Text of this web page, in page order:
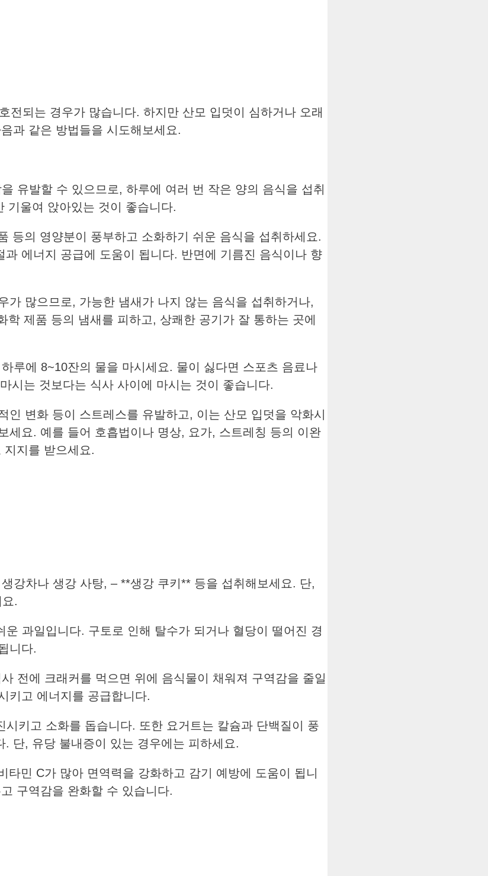
전되는 경우가 많습니다. 하지만 산모 입덧이 심하거나 오래
과 같은 방법들을 시도해보세요.
유발할 수 있으므로, 하루에 여러 번 작은 양의 음식을 섭취
기울여 앉아있는 것이 좋습니다.
등의 영양분이 풍부하고 소화하기 쉬운 음식을 섭취하세요.
에너지 공급에 도움이 됩니다. 반면에 기름진 음식이나 향
가 많으므로, 가능한 냄새가 나지 않는 음식을 섭취하거나,
제품 등의 냄새를 피하고, 상쾌한 공기가 잘 통하는 곳에
루에 8~10잔의 물을 마시세요. 물이 싫다면 스포츠 음료나
시는 것보다는 식사 사이에 마시는 것이 좋습니다.
인 변화 등이 스트레스를 유발하고, 이는 산모 입덧을 악화시
세요. 예를 들어 호흡법이나 명상, 요가, 스트레칭 등의 이완
지를 받으세요.
강차나 생강 사탕, – **생강 쿠키** 등을 섭취해보세요. 단,
.
과일입니다. 구토로 인해 탈수가 되거나 혈당이 떨어진 경
니다.
전에 크래커를 먹으면 위에 음식물이 채워져 구역감을 줄일
키고 에너지를 공급합니다.
키고 소화를 돕습니다. 또한 요거트는 칼슘과 단백질이 풍
단, 유당 불내증이 있는 경우에는 피하세요.
민 C가 많아 면역력을 강화하고 감기 예방에 도움이 됩니
구역감을 완화할 수 있습니다.